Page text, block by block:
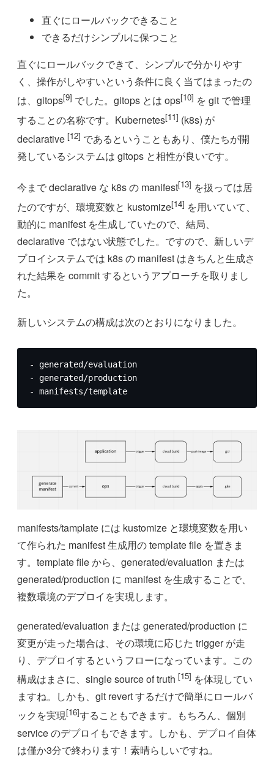
直ぐにロールバックできること
できるだけシンプルに保つこと
直ぐにロールバックできて、シンプルで分かりやす
く、操作がしやすいという条件に良く当てはまったの
は、gitops[9] でした。gitops とは ops[10] を git で管理
することの名称です。Kubernetes[11] (k8s) が
declarative [12] であるということもあり、僕たちが開
発しているシステムは gitops と相性が良いです。
今まで declarative な k8s の manifest[13] を扱っては居
たのですが、環境変数と kustomize[14] を用いていて、
動的に manifest を生成していたので、結局、
declarative ではない状態でした。ですので、新しいデ
プロイシステムでは k8s の manifest はきちんと生成さ
れた結果を commit するというアプローチを取りまし
た。
新しいシステムの構成は次のとおりになりました。
- generated/evaluation
- generated/production
- manifests/template
manifests/tamplate には kustomize と環境変数を用い
て作られた manifest 生成用の template file を置きま
す。template file から、generated/evaluation または
generated/production に manifest を生成することで、
複数環境のデプロイを実現します。
generated/evaluation または generated/production に
変更が走った場合は、その環境に応じた trigger が走
り、デプロイするというフローになっています。この
構成はまさに、single source of truth [15] を体現してい
ますね。しかも、git revert するだけで簡単にロールバ
ックを実現[16]することもできます。もちろん、個別
service のデプロイもできます。しかも、デプロイ自体
は僅か3分で終わります！素晴らしいですね。